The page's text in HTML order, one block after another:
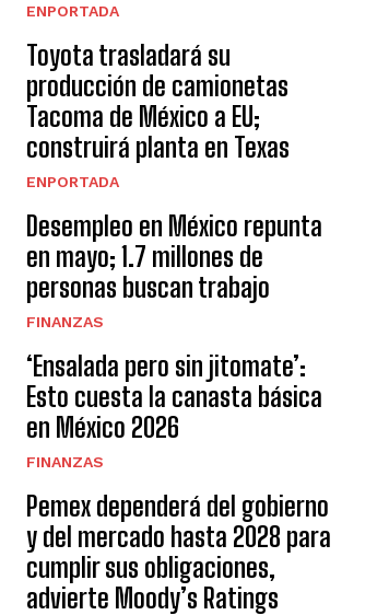
ENPORTADA
Toyota trasladará su
producción de camionetas
Tacoma de México a EU;
construirá planta en Texas
ENPORTADA
Desempleo en México repunta
en mayo; 1.7 millones de
personas buscan trabajo
FINANZAS
‘Ensalada pero sin jitomate’:
Esto cuesta la canasta básica
en México 2026
FINANZAS
Pemex dependerá del gobierno
y del mercado hasta 2028 para
cumplir sus obligaciones,
advierte Moody’s Ratings